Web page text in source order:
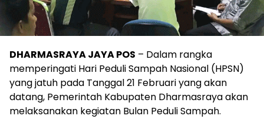
DHARMASRAYA JAYA POS – Dalam rangka
memperingati Hari Peduli Sampah Nasional (HPSN)
yang jatuh pada Tanggal 21 Februari yang akan
datang, Pemerintah Kabupaten Dharmasraya akan
melaksanakan kegiatan Bulan Peduli Sampah.